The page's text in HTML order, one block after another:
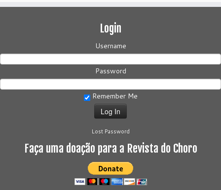
Login
Username
Password
Remember Me
Lost Password
Faça uma doação para a Revista do Choro